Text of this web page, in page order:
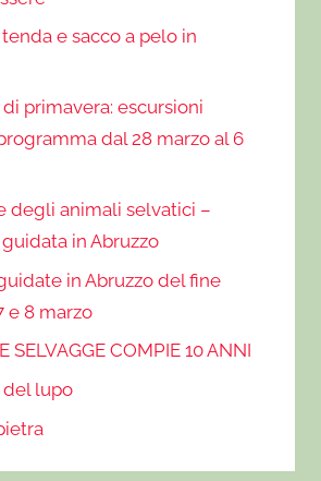
e sacco a pelo in
primavera: escursioni
dal 28 marzo al 6
degli animali selvatici –
in Abruzzo
in Abruzzo del fine
e 8 marzo
SELVAGGE COMPIE 10 ANNI
del lupo